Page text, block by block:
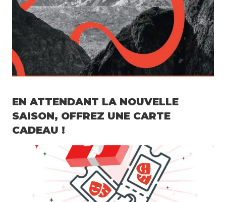
EN ATTENDANT LA NOUVELLE
SAISON, OFFREZ UNE CARTE
CADEAU !